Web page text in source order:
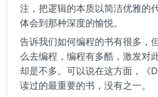
注，把逻辑的本质以简洁优雅的
体会到那种深度的愉悦。
告诉我们如何编程的书有很多，
么去编程，编程有多酷，激发对
却是不多。可以说在这方面，《
读过的最重要的书，没有之一。